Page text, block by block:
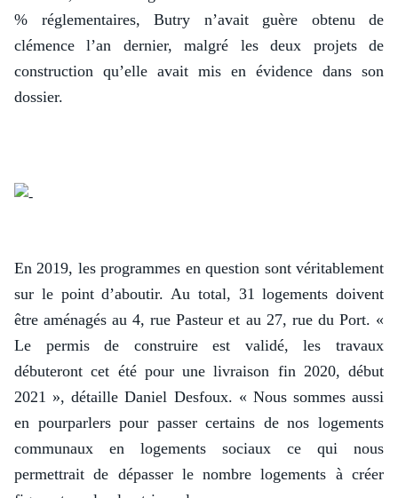
% réglementaires, Butry n’avait guère obtenu de
clémence l’an dernier, malgré les deux projets de
construction qu’elle avait mis en évidence dans son
dossier.
En 2019, les programmes en question sont véritablement
sur le point d’aboutir. Au total, 31 logements doivent
être aménagés au 4, rue Pasteur et au 27, rue du Port. «
Le permis de construire est validé, les travaux
débuteront cet été pour une livraison fin 2020, début
2021 », détaille Daniel Desfoux. « Nous sommes aussi
en pourparlers pour passer certains de nos logements
communaux en logements sociaux ce qui nous
permettrait de dépasser le nombre logements à créer